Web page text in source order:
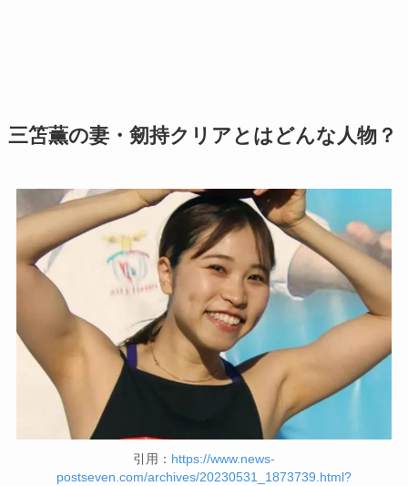
三笘薫の妻・剱持クリアとはどんな人物？
引用： https://www.news-
postseven.com/archives/20230531_1873739.html?